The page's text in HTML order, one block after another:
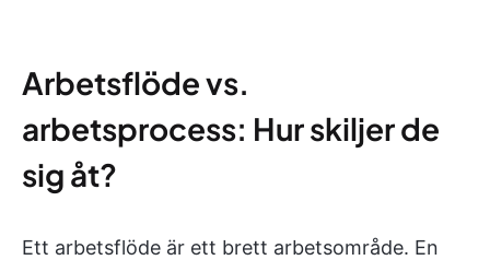
Arbetsflöde vs.
arbetsprocess: Hur skiljer de
sig åt?
Ett arbetsflöde är ett brett arbetsområde. En